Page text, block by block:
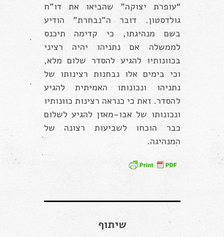
“עופרת יצוקה” שהביאו את דו”ח
גולדסטון. דובר ה”נבחרת” הודיע
בשם מנהיגתו, כי קדימה תיכנס
לממשלה אם נתניהו יהיה רציני
בכוונותיו להגיע להסדר שלום מלא,
וכי בימים אלו נבחנות רצינותו של
נתניהו ונכונותו האמיתית להגיע
להסדר. זאת כי כנראה רצינות כוונותיו
ונכונותו של אבו-מאזן להגיע לשלום
כבר הוכחו לשביעות רצונה של
המנהיגה.
שיתוף